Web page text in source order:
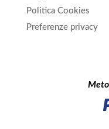
Politica Cookies
Preferenze privacy